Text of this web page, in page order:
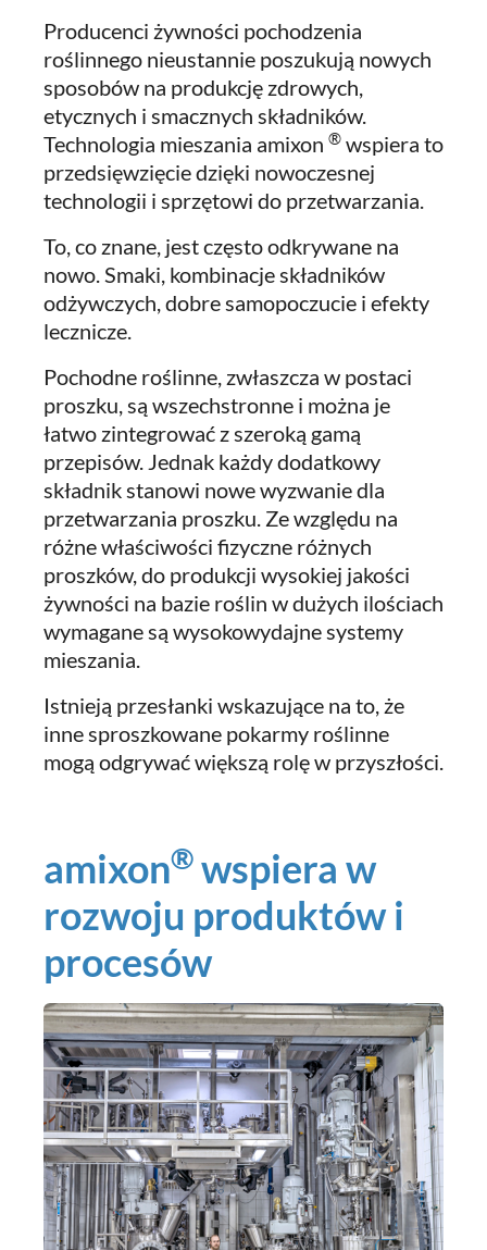
Producenci żywności pochodzenia
roślinnego nieustannie poszukują nowych
sposobów na produkcję zdrowych,
etycznych i smacznych składników.
Technologia mieszania amixon ® wspiera to
przedsięwzięcie dzięki nowoczesnej
technologii i sprzętowi do przetwarzania.
To, co znane, jest często odkrywane na
nowo. Smaki, kombinacje składników
odżywczych, dobre samopoczucie i efekty
lecznicze.
Pochodne roślinne, zwłaszcza w postaci
proszku, są wszechstronne i można je
łatwo zintegrować z szeroką gamą
przepisów. Jednak każdy dodatkowy
składnik stanowi nowe wyzwanie dla
przetwarzania proszku. Ze względu na
różne właściwości fizyczne różnych
proszków, do produkcji wysokiej jakości
żywności na bazie roślin w dużych ilościach
wymagane są wysokowydajne systemy
mieszania.
Istnieją przesłanki wskazujące na to, że
inne sproszkowane pokarmy roślinne
mogą odgrywać większą rolę w przyszłości.
amixon® wspiera w
rozwoju produktów i
procesów